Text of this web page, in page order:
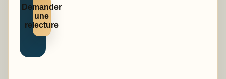
Demander
une
relecture